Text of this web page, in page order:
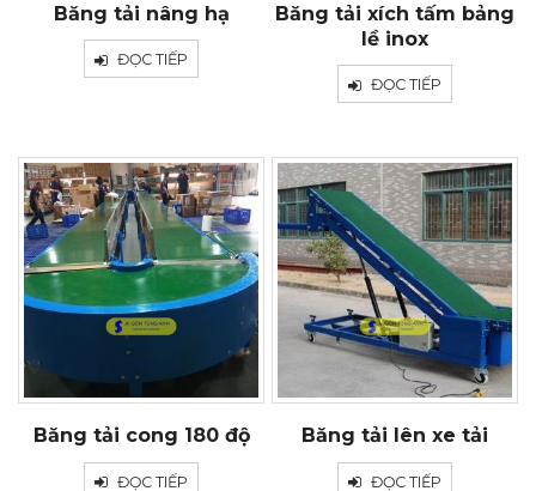
Băng tải nâng hạ
ĐỌC TIẾP
Băng tải xích tấm bảng
lề inox
ĐỌC TIẾP
Băng tải cong 180 độ
ĐỌC TIẾP
Băng tải lên xe tải
ĐỌC TIẾP